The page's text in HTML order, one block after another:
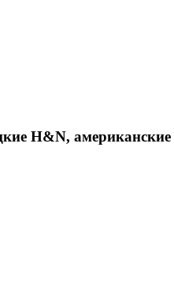
H&N, американские